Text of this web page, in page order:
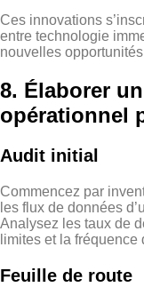
Ces innovations
entre technologie
nouvelles
8. Élaborer
opérationnel
Audit initial
Commencez par
les flux de données
Analysez les taux de
limites et la fréquence
Feuille de route